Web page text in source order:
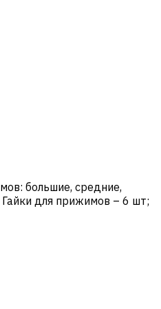
большие, средние,
для прижимов – 6 шт;